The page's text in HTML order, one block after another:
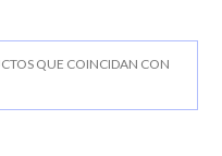
QUE COINCIDAN CON